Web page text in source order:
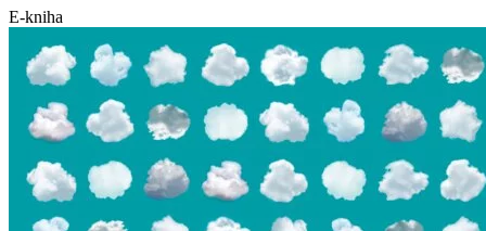
E-kniha